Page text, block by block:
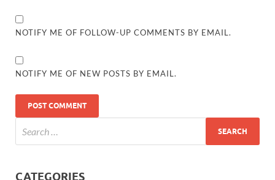
NOTIFY ME OF FOLLOW-UP COMMENTS BY EMAIL.
NOTIFY ME OF NEW POSTS BY EMAIL.
CATEGORIES